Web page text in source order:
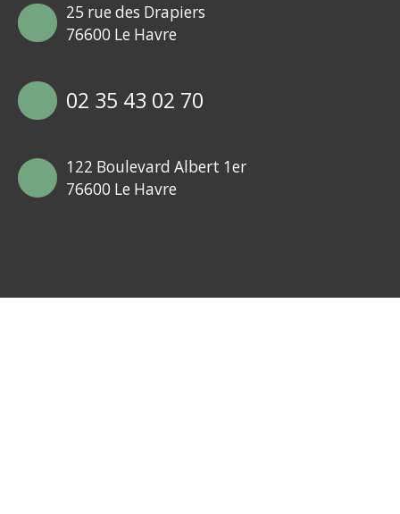
25 rue des Drapiers
76600 Le Havre
02 35 43 02 70
122 Boulevard Albert 1er
76600 Le Havre